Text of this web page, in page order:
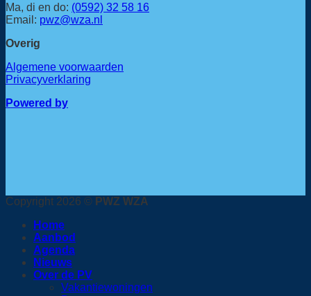
Ma, di en do: (0592) 32 58 16
Email: pwz@wza.nl
Overig
Algemene voorwaarden
Privacyverklaring
Powered by
Copyright 2026 © PWZ WZA
Home
Aanbod
Agenda
Nieuws
Over de PV
Vakantiewoningen